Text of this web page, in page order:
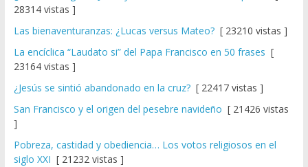
28314 vistas ]
Las bienaventuranzas: ¿Lucas versus Mateo?[ 23210 vistas ]
La encíclica “Laudato si” del Papa Francisco en 50 frases [
23164 vistas ]
¿Jesús se sintió abandonado en la cruz?[ 22417 vistas ]
San Francisco y el origen del pesebre navideño [ 21426 vistas
]
Pobreza, castidad y obediencia… Los votos religiosos en el
siglo XXI [ 21232 vistas ]